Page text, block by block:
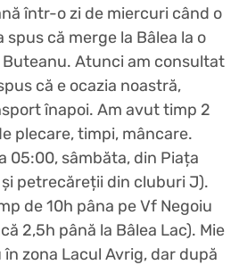
într-o zi de miercuri când o
spus că merge la Bâlea la o
Atunci am consultat
că e ocazia noastră,
înapoi. Am avut timp 2
plecare, timpi, mâncare.
05:00, sâmbăta, din Piața
și petrecăreții din cluburi J).
de 10h pâna pe Vf Negoiu
2,5h până la Bâlea Lac). Mie
zona Lacul Avrig, dar după